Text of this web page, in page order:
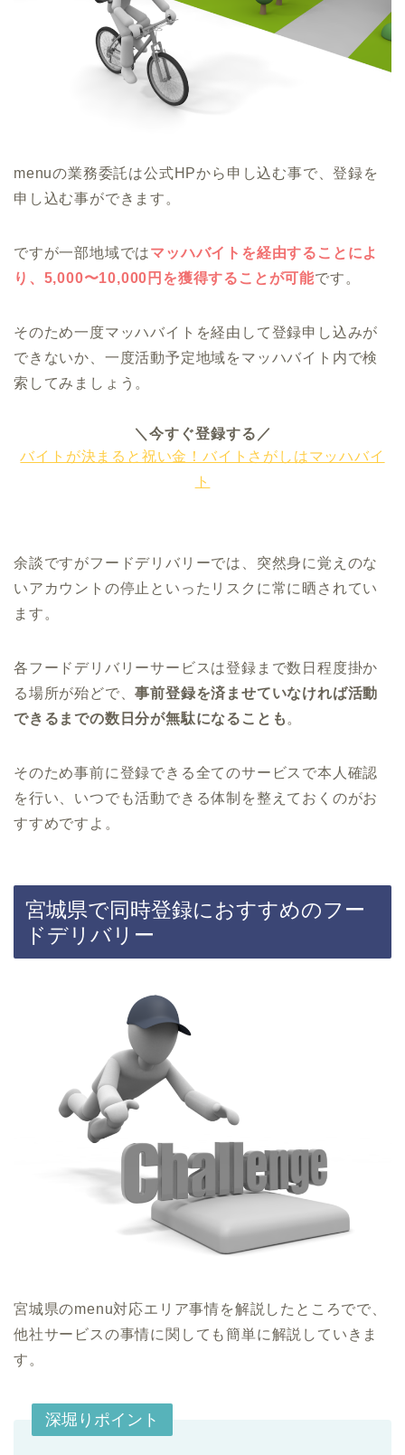
menuの業務委託は公式HPから申し込む事で、登録を
申し込む事ができます。
ですが一部地域ではマッハバイトを経由することによ
り、5,000〜10,000円を獲得することが可能です。
そのため一度マッハバイトを経由して登録申し込みが
できないか、一度活動予定地域をマッハバイト内で検
索してみましょう。
＼今すぐ登録する／
バイトが決まると祝い金！バイトさがしはマッハバイ
ト
余談ですがフードデリバリーでは、突然身に覚えのな
いアカウントの停止といったリスクに常に晒されてい
ます。
各フードデリバリーサービスは登録まで数日程度掛か
る場所が殆どで、事前登録を済ませていなければ活動
できるまでの数日分が無駄になることも 。
そのため事前に登録できる全てのサービスで本人確認
を行い、いつでも活動できる体制を整えておくのがお
すすめですよ。
宮城県で同時登録におすすめのフー
ドデリバリー
宮城県のmenu対応エリア事情を解説したところでで、
他社サービスの事情に関しても簡単に解説していきま
す。
深堀りポイント